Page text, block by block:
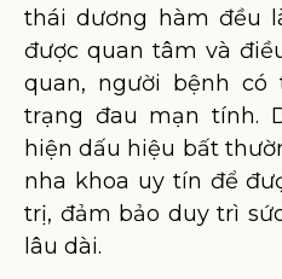
thái dương hàm đều
được quan tâm và
quan, người bệnh
trạng đau mạn tính.
hiện dấu hiệu bất
nha khoa uy tín để
trị, đảm bảo duy trì
lâu dài.